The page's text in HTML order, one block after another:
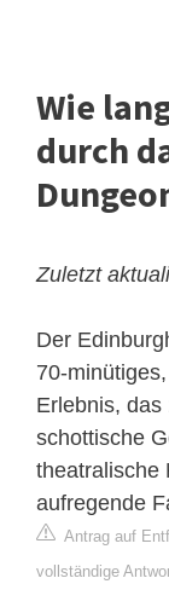
Wie
durch
Zuletzt
Der
70-
Erlebnis, das
schottische
theatralische
aufregende
Antrag auf
vollständige